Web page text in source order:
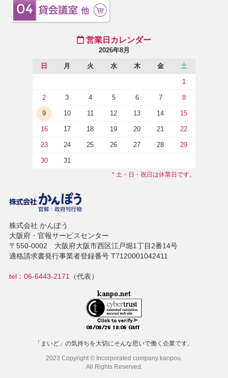
営業日カレンダー
2026年8月
日 月 火 水 木 金 土
1
2 3 4 5 6 7 8
9 10 11 12 13 14 15
16 17 18 19 20 21 22
23 24 25 26 27 28 29
30 31
* 土・日・祝日は休業日です。
株式会社 かんぽう
大阪府・官報サービスセンター
〒550-0002 大阪府大阪市西区江戸堀1丁目2番14号
適格請求書発行事業者登録番号 T7120001042411
tel：06-6443-2171 （代表）
「まいど」の気持ちを大切にそんな思いで働く企業です。
2023 Copyright © Incorporated company kanpou.
All Rights Reserved.